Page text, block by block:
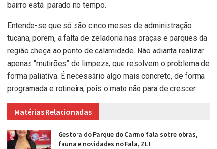
bairro está parado no tempo.
Entende-se que só são cinco meses de administração
tucana, porém, a falta de zeladoria nas praças e parques da
região chega ao ponto de calamidade. Não adianta realizar
apenas “mutirões” de limpeza, que resolvem o problema de
forma paliativa. É necessário algo mais concreto, de forma
programada e rotineira, pois o mato não para de crescer.
Matérias Relacionadas
Gestora do Parque do Carmo fala sobre obras,
fauna e novidades no Fala, ZL!